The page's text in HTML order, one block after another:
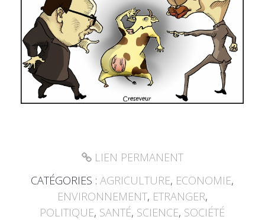
LIEN PERMANENT
CATÉGORIES :AGRICULTURE, ECONOMIE,
ENVIRONNEMENT, ETRANGER,
POLITIQUE, SANTÉ, SCIENCE, SOCIÉTÉ